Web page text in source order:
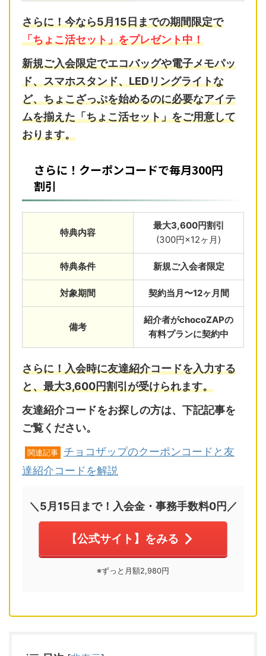
さらに！今なら5月15日までの期間限定で
「ちょこ活セット」をプレゼント中！
新規ご入会限定でエコバッグや電子メモパッ
ド、スマホスタンド、LEDリングライトな
ど、ちょこざっぷを始めるのに必要なアイテ
ムを揃えた「ちょこ活セット」をご用意して
おります。
さらに！クーポンコードで毎月300円
割引
特典内容
最大3,600円割引
(300円×12ヶ月)
特典条件 新規ご入会者限定
対象期間 契約当月〜12ヶ月間
備考
紹介者がchocoZAPの
有料プランに契約中
さらに！入会時に友達紹介コードを入力する
と、最大3,600円割引が受けられます。
友達紹介コードをお探しの方は、下記記事を
ご覧ください。
関連記事
チョコザップのクーポンコードと友
達紹介コードを解説
＼5月15日まで！入会金・事務手数料0円／
【公式サイト】をみる
※ずっと月額2,980円